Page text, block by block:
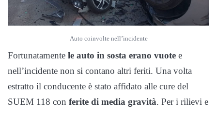
Auto coinvolte nell’incidente
Fortunatamente le auto in sosta erano vuote e
nell’incidente non si contano altri feriti. Una volta
estratto il conducente è stato affidato alle cure del
SUEM 118 con ferite di media gravità. Per i rilievi e